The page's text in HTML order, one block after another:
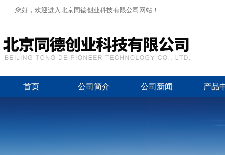
您好，欢迎进入北京同德创业科技有限公司网站！
首页 公司简介 公司新闻 产品